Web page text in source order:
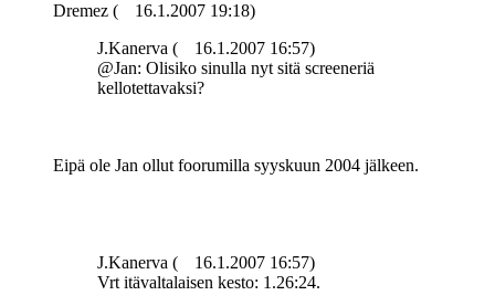
Dremez (
16.1.2007 19:18)
J.Kanerva (
16.1.2007 16:57)
@Jan: Olisiko sinulla nyt sitä screeneriä
kellotettavaksi?
Eipä ole Jan ollut foorumilla syyskuun 2004 jälkeen.
J.Kanerva (
16.1.2007 16:57)
Vrt itävaltalaisen kesto: 1.26:24.